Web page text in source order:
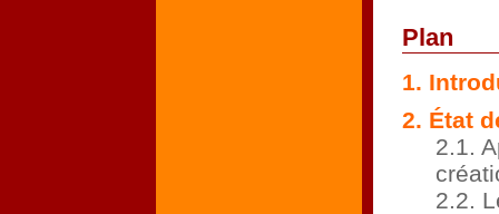
Plan
1.
2. État
2.1.
2.2.